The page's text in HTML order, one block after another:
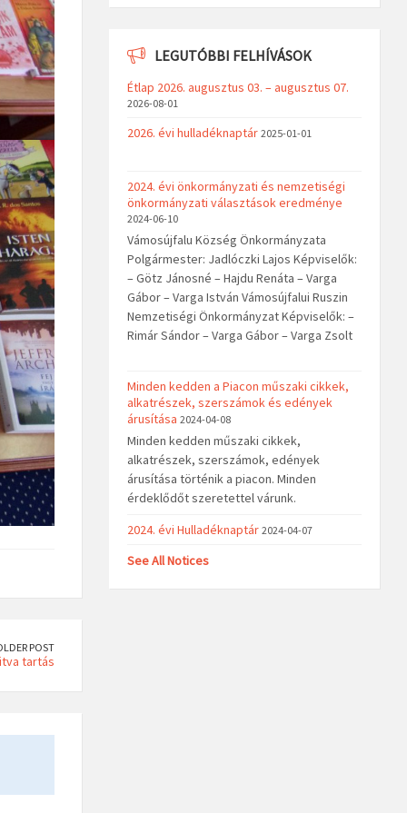
POST
tartás
LEGUTÓBBI FELHÍVÁSOK
Étlap 2026. augusztus 03. – augusztus 07.
2026-08-01
2026. évi hulladéknaptár 2025-01-01
2024. évi önkormányzati és nemzetiségi
önkormányzati választások eredménye
2024-06-10
Vámosújfalu Község Önkormányzata
Polgármester: Jadlóczki Lajos Képviselők:
– Götz Jánosné – Hajdu Renáta – Varga
Gábor – Varga István Vámosújfalui Ruszin
Nemzetiségi Önkormányzat Képviselők: –
Rimár Sándor – Varga Gábor – Varga Zsolt
Minden kedden a Piacon műszaki cikkek,
alkatrészek, szerszámok és edények
árusítása 2024-04-08
Minden kedden műszaki cikkek,
alkatrészek, szerszámok, edények
árusítása történik a piacon. Minden
érdeklődőt szeretettel várunk.
2024. évi Hulladéknaptár 2024-04-07
See All Notices